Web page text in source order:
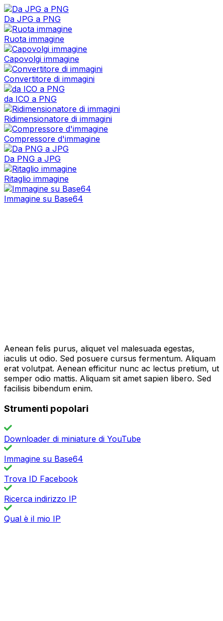
Da JPG a PNG
Ruota immagine
Capovolgi immagine
Convertitore di immagini
da ICO a PNG
Ridimensionatore di immagini
Compressore d'immagine
Da PNG a JPG
Ritaglio immagine
Immagine su Base64
Aenean felis purus, aliquet vel malesuada egestas,
iaculis ut odio. Sed posuere cursus fermentum. Aliquam
erat volutpat. Aenean efficitur nunc ac lectus pretium, ut
semper odio mattis. Aliquam sit amet sapien libero. Sed
facilisis bibendum enim.
Strumenti popolari
Downloader di miniature di YouTube
Immagine su Base64
Trova ID Facebook
Ricerca indirizzo IP
Qual è il mio IP